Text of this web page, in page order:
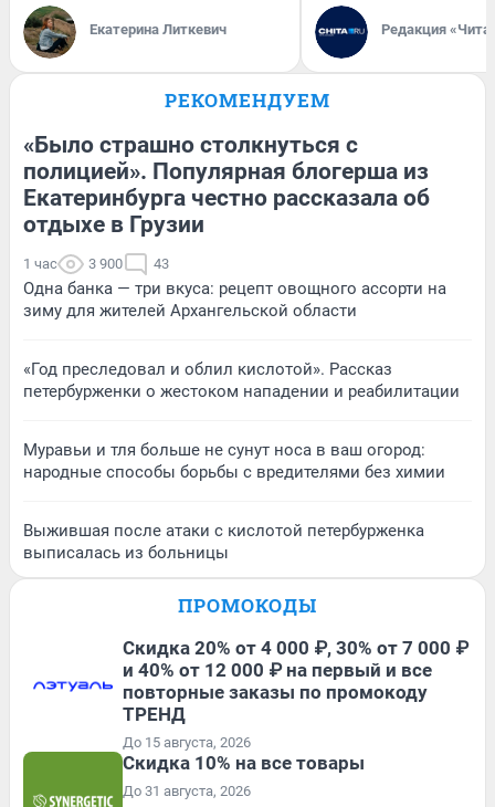
Екатерина Литкевич Редакция
РЕКОМЕНДУЕМ
«Было страшно столкнуться с
полицией». Популярная блогерша из
Екатеринбурга честно рассказала об
отдыхе в Грузии
1 час 3 900 43
Одна банка — три вкуса: рецепт овощного ассорти на
зиму для жителей Архангельской области
«Год преследовал и облил кислотой». Рассказ
петербурженки о жестоком нападении и реабилитации
Муравьи и тля больше не сунут носа в ваш огород:
народные способы борьбы с вредителями без химии
Выжившая после атаки с кислотой петербурженка
выписалась из больницы
ПРОМОКОДЫ
Скидка 20% от 4 000 ₽, 30% от 7 000 ₽
и 40% от 12 000 ₽ на первый и все
повторные заказы по промокоду
ТРЕНД
До 15 августа, 2026
Скидка 10% на все товары
До 31 августа, 2026